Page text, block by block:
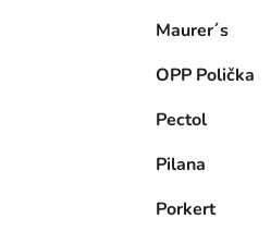
Maurer´s
OPP Polička
Pectol
Pilana
Porkert